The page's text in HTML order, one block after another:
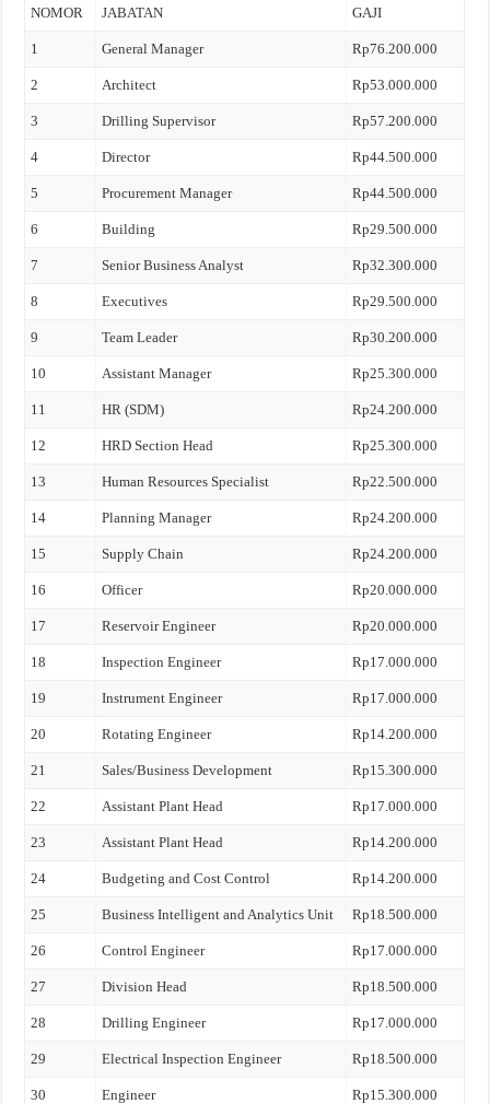
NOMOR JABATAN GAJI
1 General Manager Rp76.200.000
2 Architect Rp53.000.000
3 Drilling Supervisor Rp57.200.000
4 Director Rp44.500.000
5 Procurement Manager Rp44.500.000
6 Building Rp29.500.000
7 Senior Business Analyst Rp32.300.000
8 Executives Rp29.500.000
9 Team Leader Rp30.200.000
10 Assistant Manager Rp25.300.000
11 HR (SDM) Rp24.200.000
12 HRD Section Head Rp25.300.000
13 Human Resources Specialist Rp22.500.000
14 Planning Manager Rp24.200.000
15 Supply Chain Rp24.200.000
16 Officer Rp20.000.000
17 Reservoir Engineer Rp20.000.000
18 Inspection Engineer Rp17.000.000
19 Instrument Engineer Rp17.000.000
20 Rotating Engineer Rp14.200.000
21 Sales/Business Development Rp15.300.000
22 Assistant Plant Head Rp17.000.000
23 Assistant Plant Head Rp14.200.000
24 Budgeting and Cost Control Rp14.200.000
25 Business Intelligent and Analytics Unit Rp18.500.000
26 Control Engineer Rp17.000.000
27 Division Head Rp18.500.000
28 Drilling Engineer Rp17.000.000
29 Electrical Inspection Engineer Rp18.500.000
30 Engineer Rp15.300.000